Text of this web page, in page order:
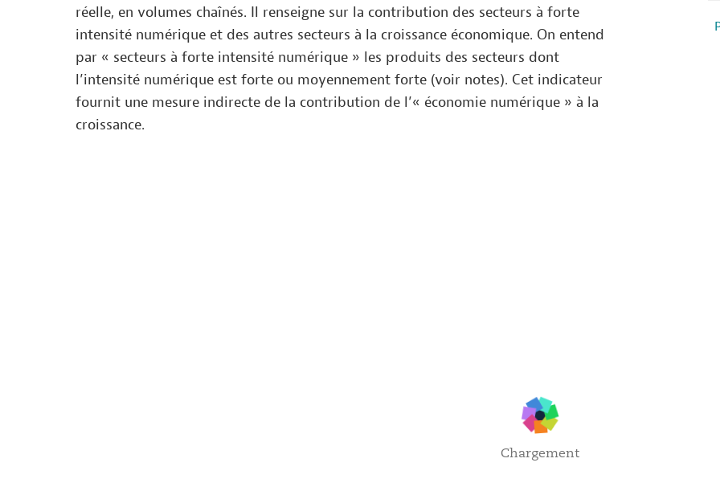
réelle, en volumes chaînés. Il renseigne sur la contribution des secteurs à forte
intensité numérique et des autres secteurs à la croissance économique. On entend
par « secteurs à forte intensité numérique » les produits des secteurs dont
l’intensité numérique est forte ou moyennement forte (voir notes). Cet indicateur
fournit une mesure indirecte de la contribution de l’« économie numérique » à la
croissance.
Chargement